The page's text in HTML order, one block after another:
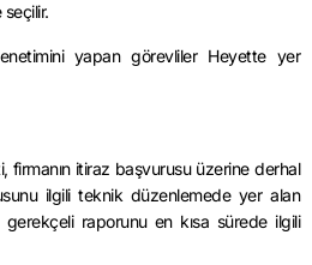
yapan görevliler Heyette yer
firmanın itiraz başvurusu üzerine derhal
ilgili teknik düzenlemede yer alan
raporunu en kısa sürede ilgili